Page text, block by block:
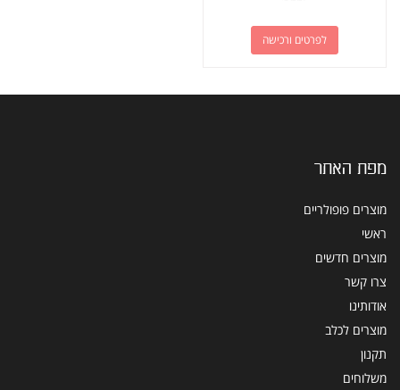
לפרטים ורכישה
מפת האתר
מוצרים פופולריים
ראשי
מוצרים חדשים
צרו קשר
אודותינו
מוצרים לכלב
תקנון
משלוחים